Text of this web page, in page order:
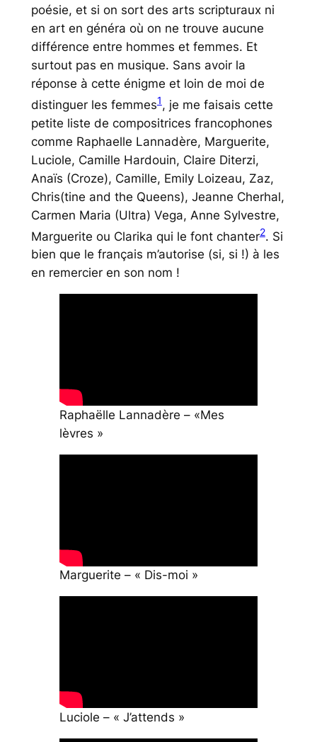
poésie, et si on sort des arts scripturaux ni
en art en généra où on ne trouve aucune
différence entre hommes et femmes. Et
surtout pas en musique. Sans avoir la
réponse à cette énigme et loin de moi de
distinguer les femmes1, je me faisais cette
petite liste de compositrices francophones
comme Raphaelle Lannadère, Marguerite,
Luciole, Camille Hardouin, Claire Diterzi,
Anaïs (Croze), Camille, Emily Loizeau, Zaz,
Chris(tine and the Queens), Jeanne Cherhal,
Carmen Maria (Ultra) Vega, Anne Sylvestre,
Marguerite ou Clarika qui le font chanter2. Si
bien que le français m’autorise (si, si !) à les
en remercier en son nom !
Raphaëlle Lannadère – «Mes
lèvres »
Marguerite – « Dis-moi »
Luciole – « J’attends »